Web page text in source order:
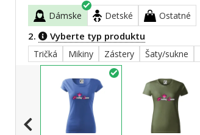
Dámske Detské Ostatné
2. Vyberte typ produktu
Tričká Mikiny Zástery Šaty/sukne